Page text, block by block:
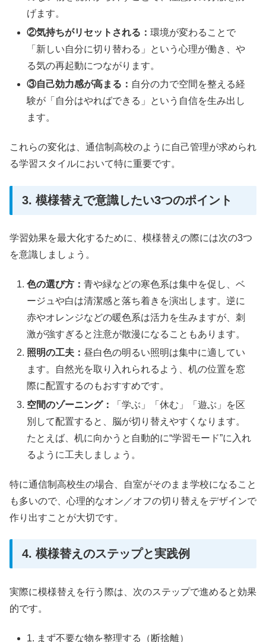
げます。
②気持ちがリセットされる：環境が変わることで
「新しい自分に切り替わる」という心理が働き、や
る気の再起動につながります。
③自己効力感が高まる： 自分の力で空間を整える経
験が「自分はやればできる」という自信を生み出し
ます。
これらの変化は、通信制高校のように自己管理が求められ
る学習スタイルにおいて特に重要です。
3. 模様替えで意識したい3つのポイント
学習効果を最大化するために、模様替えの際には次の3つ
を意識しましょう。
色の選び方：青や緑などの寒色系は集中を促し、ベ
ージュや白は清潔感と落ち着きを演出します。逆に
赤やオレンジなどの暖色系は活力を生みますが、刺
激が強すぎると注意が散漫になることもあります。
照明の工夫：昼白色の明るい照明は集中に適してい
ます。自然光を取り入れられるよう、机の位置を窓
際に配置するのもおすすめです。
空間のゾーニング：
「学ぶ」「休む」「遊ぶ」を区
別して配置すると、脳が切り替えやすくなります。
たとえば、机に向かうと自動的に“学習モード”に入れ
るように工夫しましょう。
特に通信制高校生の場合、自室がそのまま学校になること
も多いので、心理的なオン／オフの切り替えをデザインで
作り出すことが大切です。
4. 模様替えのステップと実践例
実際に模様替えを行う際は、次のステップで進めると効果
的です。
1. まず不要な物を整理する（断捨離）